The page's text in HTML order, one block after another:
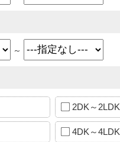
～
2DK～2LDK
4DK～4LDK